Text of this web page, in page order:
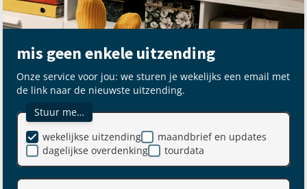
mis geen enkele uitzending
Onze service voor jou: we sturen je wekelijks een email met
de link naar de nieuwste uitzending.
Stuur me…
maandbrief en updates
dagelijkse overdenking
wekelijkse uitzending
tourdata